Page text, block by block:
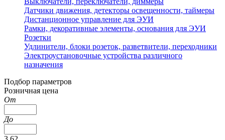
Датчики движения, детекторы освещенности, таймеры
Дистанционное управление для ЭУИ
Рамки, декоративные элементы, основания для ЭУИ
Розетки
Удлинители, блоки розеток, разветвители, переходники
Электроустановочные устройства различного
назначения
Подбор параметров
Розничная цена
От
До